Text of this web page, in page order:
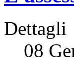
Dettagli
08